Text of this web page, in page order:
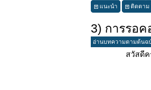
แนะนำ
ติดตาม
3) การรอ
อ่านบทความตามต้นฉ
สวัสดีครับ ไ